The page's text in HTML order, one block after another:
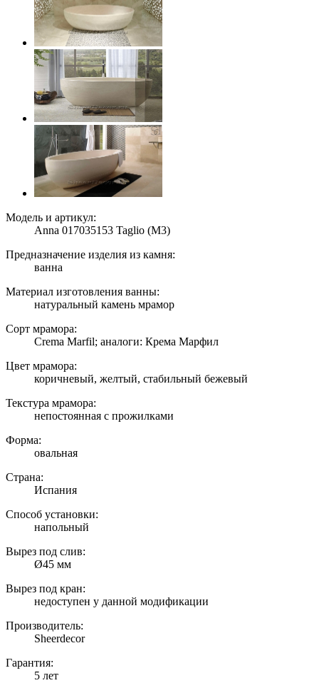
Модель и артикул:
Anna 017035153 Taglio (M3)
Предназначение изделия из камня:
ванна
Материал изготовления ванны:
натуральный камень мрамор
Сорт мрамора:
Crema Marfil; аналоги: Крема Марфил
Цвет мрамора:
коричневый, желтый, стабильный бежевый
Текстура мрамора:
непостоянная с прожилками
Форма:
овальная
Страна:
Испания
Способ установки:
напольный
Вырез под слив:
Ø45 мм
Вырез под кран:
недоступен у данной модификации
Производитель:
Sheerdecor
Гарантия:
5 лет